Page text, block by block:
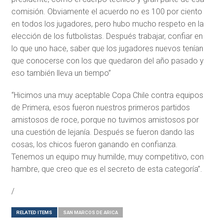
comisión. Obviamente el acuerdo no es 100 por ciento
en todos los jugadores, pero hubo mucho respeto en la
elección de los futbolistas. Después trabajar, confiar en
lo que uno hace, saber que los jugadores nuevos tenían
que conocerse con los que quedaron del año pasado y
eso también lleva un tiempo”
“Hicimos una muy aceptable Copa Chile contra equipos
de Primera, esos fueron nuestros primeros partidos
amistosos de roce, porque no tuvimos amistosos por
una cuestión de lejanía. Después se fueron dando las
cosas, los chicos fueron ganando en confianza.
Tenemos un equipo muy humilde, muy competitivo, con
hambre, que creo que es el secreto de esta categoría”.
/
RELATED ITEMS SAN MARCOS DE ARICA